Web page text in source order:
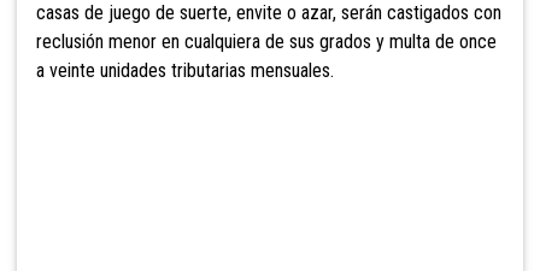
casas de juego de suerte, envite o azar, serán castigados con
reclusión menor en cualquiera de sus grados y multa de once
a veinte unidades tributarias mensuales.